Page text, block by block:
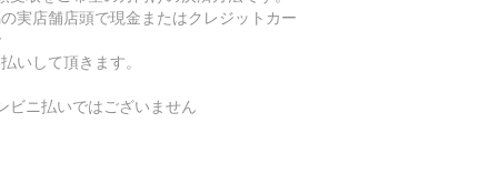
実店舗店頭で現金またはクレジットカー
いして頂きます。
ビニ払いではございません